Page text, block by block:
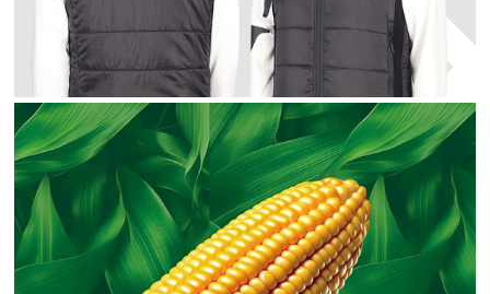
东北粘玉米包装设计
产品摄影 / 包装设计